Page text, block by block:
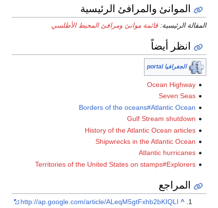
الموانئ والمرافئ الرئيسية
المقالة الرئيسية: قائمة موانئ ومرافئ المحيط الأطلسي
انظر أيضاً
الجغرافيا portal
Ocean Highway
Seven Seas
Borders of the oceans#Atlantic Ocean
Gulf Stream shutdown
History of the Atlantic Ocean articles
Shipwrecks in the Atlantic Ocean
Atlantic hurricanes
Territories of the United States on stamps#Explorers
المراجع
^
http://ap.google.com/article/ALeqM5gtFxhb2bKIQLI